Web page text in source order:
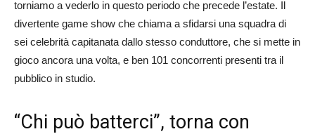
torniamo a vederlo in questo periodo che precede l’estate. Il
divertente game show che chiama a sfidarsi una squadra di
sei celebrità capitanata dallo stesso conduttore, che si mette in
gioco ancora una volta, e ben 101 concorrenti presenti tra il
pubblico in studio.
“Chi può batterci”, torna con